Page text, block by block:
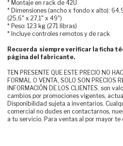
* Montaje en rack de 42U
* Dimensiones (ancho x fondo x alto):
(25,6" x 27,1" x 49")
* Peso: 123 kg (271 libras)
* Incluye controles remotos y de rack
Recuerda siempre verificar la ficha
página del fabricante.
TEN PRESENTE QUE ESTE PRECIO NO
FORMAL O VENTA, SOLO SON PRECIOS
INFORMACIÓN DE LOS CLIENTES. son
cambios por promociones vigentes,
Disponibilidad sujeta a inventarios.
comercial no dudes en contactarnos,
a tu servicio. Para ventas al por mayor